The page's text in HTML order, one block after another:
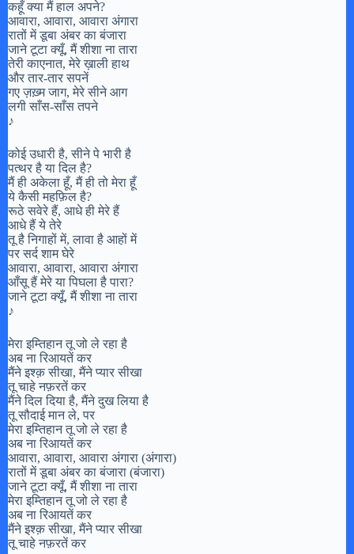
कहूँ क्या मैं हाल अपने?
आवारा, आवारा, आवारा अंगारा
रातों में डूबा अंबर का बंजारा
जाने टूटा क्यूँ, मैं शीशा ना तारा
तेरी काएनात, मेरे ख़ाली हाथ
और तार-तार सपनें
गए ज़ख़्म जाग, मेरे सीने आग
लगी साँस-साँस तपने
♪
कोई उधारी है, सीने पे भारी है
पत्थर है या दिल है?
मैं ही अकेला हूँ, मैं ही तो मेरा हूँ
ये कैसी महफ़िल है?
रूठे सवेरे हैं, आधे ही मेरे हैं
आधे हैं ये तेरे
तू है निगाहों में, लावा है आहों में
पर सर्द शाम घेरे
आवारा, आवारा, आवारा अंगारा
आँसू हैं मेरे या पिघला है पारा?
जाने टूटा क्यूँ, मैं शीशा ना तारा
♪
मेरा इम्तिहान तू जो ले रहा है
अब ना रिआयतें कर
मैंने इश्क़ सीखा, मैंने प्यार सीखा
तू चाहे नफ़रतें कर
मैंने दिल दिया है, मैंने दुख लिया है
तू सौदाई मान ले, पर
मेरा इम्तिहान तू जो ले रहा है
अब ना रिआयतें कर
आवारा, आवारा, आवारा अंगारा (अंगारा)
रातों में डूबा अंबर का बंजारा (बंजारा)
जाने टूटा क्यूँ, मैं शीशा ना तारा
मेरा इम्तिहान तू जो ले रहा है
अब ना रिआयतें कर
मैंने इश्क़ सीखा, मैंने प्यार सीखा
तू चाहे नफ़रतें कर